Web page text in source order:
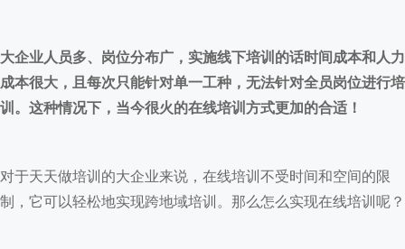
大企业人员多、岗位分布广，实施线下培训的话时间成本和人力
成本很大，且每次只能针对单一工种，无法针对全员岗位进行培
训。这种情况下，当今很火的在线培训方式更加的合适！
对于天天做培训的大企业来说，在线培训不受时间和空间的限
制，它可以轻松地实现跨地域培训。那么怎么实现在线培训呢？